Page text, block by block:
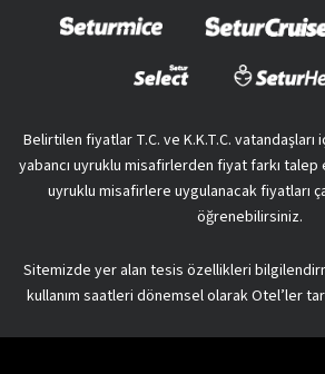
Belirtilen fiyatlar T.C. ve K.K.T.C.
yabancı uyruklu misafirlerden fiyat farkı talep
uyruklu misafirlere uygulanacak fiyatları
öğrenebilirsiniz.
Sitemizde yer alan tesis özellikleri
kullanım saatleri dönemsel olarak Otel’ler